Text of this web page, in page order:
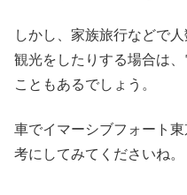
しかし、家族旅行などで
観光をしたりする場合は
こともあるでしょう。
車でイマーシブフォート
考にしてみてくださいね。